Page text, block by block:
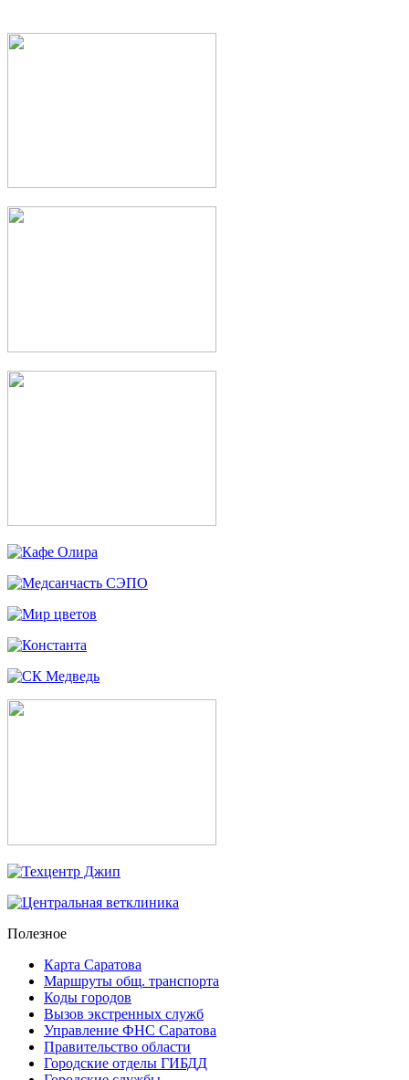
Полезное
Карта Саратова
Маршруты общ. транспорта
Коды городов
Вызов экстренных служб
Управление ФНС Саратова
Правительство области
Городские отделы ГИБДД